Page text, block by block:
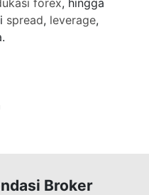
forex, hingga
spread, leverage,
Broker